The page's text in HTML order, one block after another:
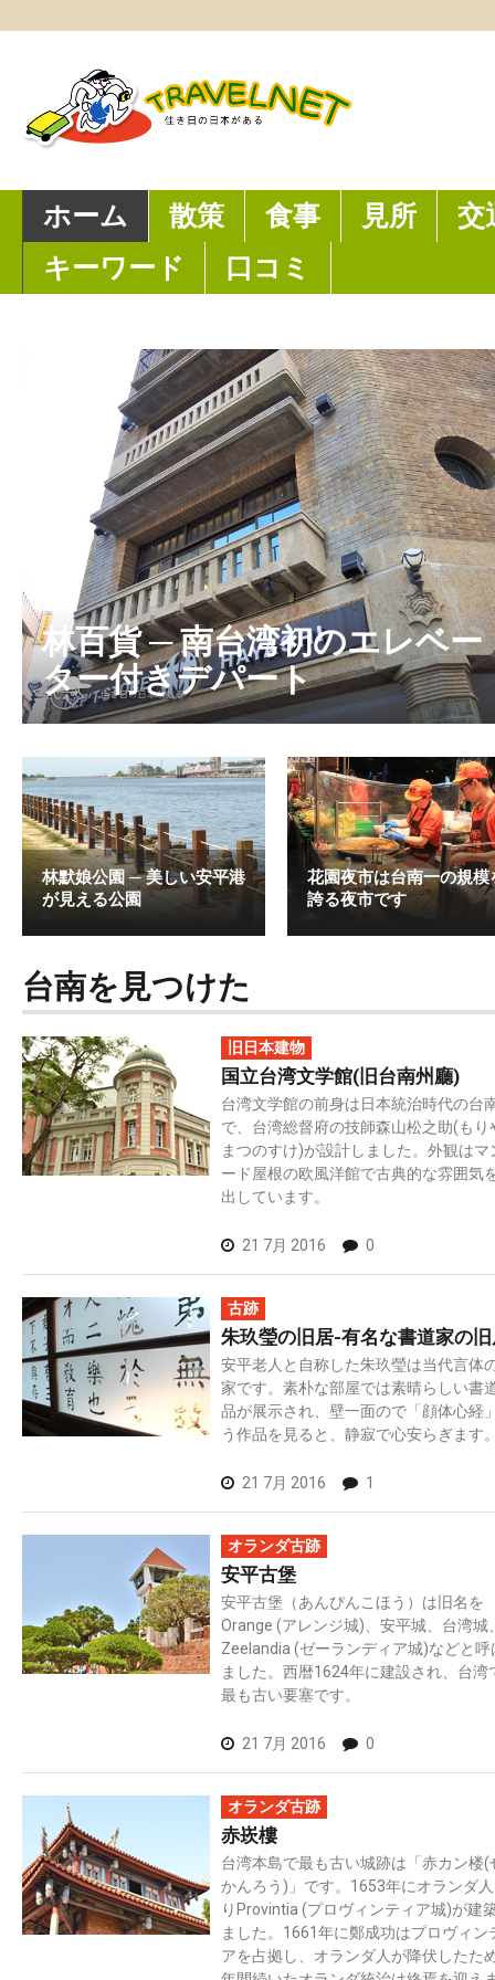
ホーム 散策 食事 見所
交
キーワード
口コミ
林百貨 ─ 南台湾初のエレベー
ター付きデパート
林默娘公園 ─ 美しい安平港
が見える公園
花園夜市は台南一の規模
誇る夜市です
台南を見つけた
旧日本建物
国立台湾文学館(旧台南州廳)
台湾文学館の前身は日本統治時代の台
で、台湾総督府の技師森山松之助(もり
まつのすけ)が設計しました。外観はマ
ード屋根の欧風洋館で古典的な雰囲気
出しています。
21 7月 2016 0
古跡
朱玖瑩の旧居-有名な書道家の
安平老人と自称した朱玖瑩は当代言体
家です。素朴な部屋では素晴らしい書
品が展示され、壁一面ので「顔体心経
う作品を見ると、静寂で心安らぎます
21 7月 2016 1
オランダ古跡
安平古堡
安平古堡（あんぴんこほう）は旧名を
Orange (アレンジ城)、安平城、台湾城
Zeelandia (ゼーランディア城)などと呼
ました。西暦1624年に建設され、台湾
最も古い要塞です。
21 7月 2016 0
オランダ古跡
赤崁樓
台湾本島で最も古い城跡は「赤カン楼(
かんろう)」です。1653年にオランダ
りProvintia (プロヴィンティア城)が建
ました。1661年に鄭成功はプロヴィン
アを占拠し、オランダ人が降伏したた